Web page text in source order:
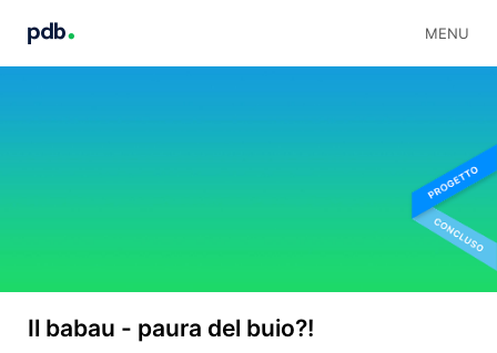
MENU
Il babau - paura del buio?!